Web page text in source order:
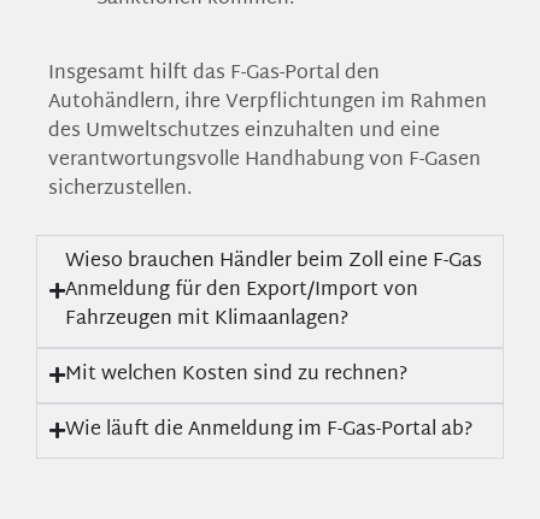
Insgesamt hilft das F-Gas-Portal den
Autohändlern, ihre Verpflichtungen im Rahmen
des Umweltschutzes einzuhalten und eine
verantwortungsvolle Handhabung von F-Gasen
sicherzustellen.
Wieso brauchen Händler beim Zoll eine F-Gas
Anmeldung für den Export/Import von
Fahrzeugen mit Klimaanlagen?
Mit welchen Kosten sind zu rechnen?
Wie läuft die Anmeldung im F-Gas-Portal ab?